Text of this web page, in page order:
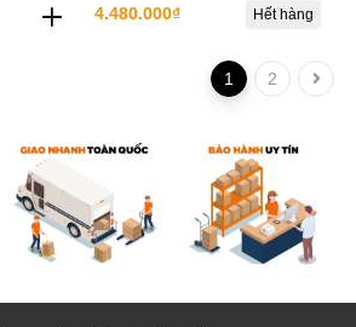
4.480.000₫ Hết hàng
1 2